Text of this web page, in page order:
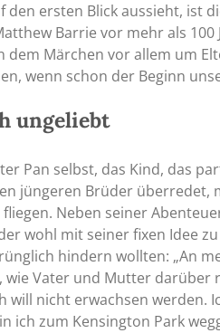
den ersten Blick aussieht, ist
Barrie vor mehr als
dem Märchen vor allem um
wenn schon der Beginn
ungeliebt
Pan selbst, das Kind, das
jüngeren Brüder überredet,
Neben seiner
wohl mit seiner fixen Idee
hindern wollten: „An
Vater und Mutter darüber
will nicht erwachsen werden.
ich zum Kensington Park